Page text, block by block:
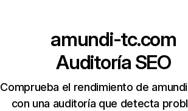
amundi-tc.com
Auditoría SEO
Comprueba el rendimiento de
con una auditoría que detecta